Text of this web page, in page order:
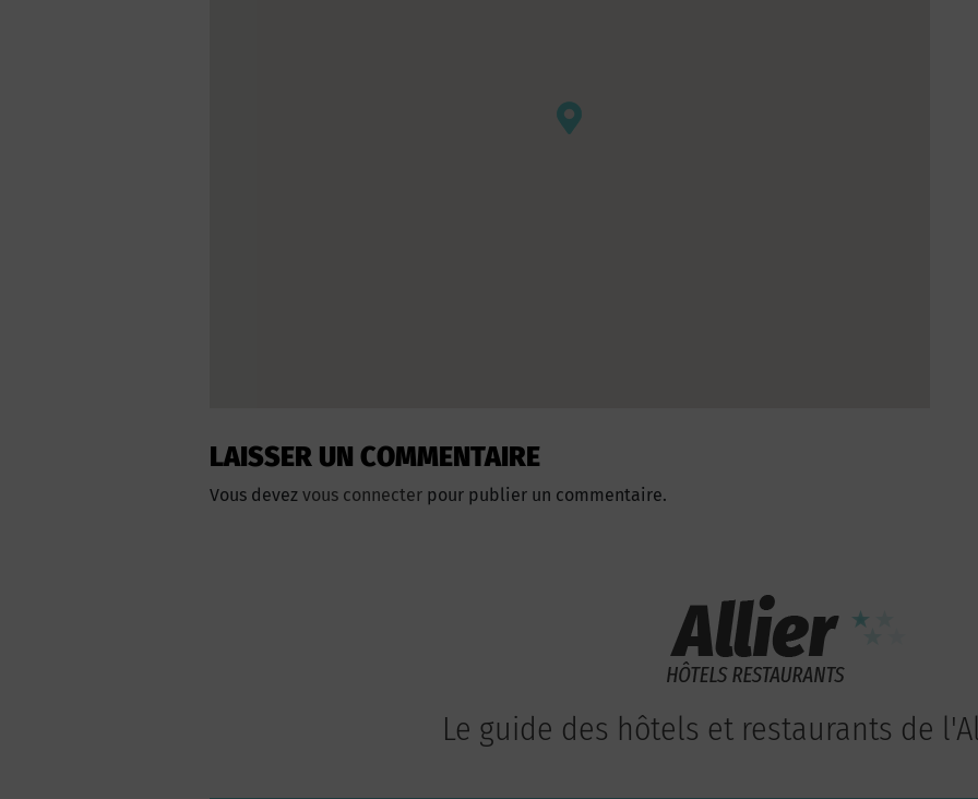
LAISSER UN COMMENTAIRE
Vous devez vous connecter pour publier un commentaire.
Le guide des hôtels et restaurants de